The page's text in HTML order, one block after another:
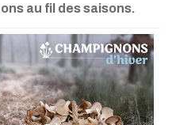
au fil des saisons.